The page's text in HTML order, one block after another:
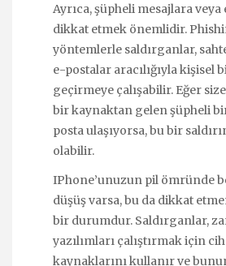
Ayrıca, şüpheli mesajlara
dikkat etmek önemlidir.
yöntemlerle saldırganlar,
e-postalar aracılığıyla kişisel
geçirmeye çalışabilir. Eğer size
bir kaynaktan gelen şüpheli
posta ulaşıyorsa, bu bir
olabilir.
IPhone’unuzun pil ömründe
düşüş varsa, bu da dikkat
bir durumdur. Saldırganlar,
yazılımları çalıştırmak için
kaynaklarını kullanır ve